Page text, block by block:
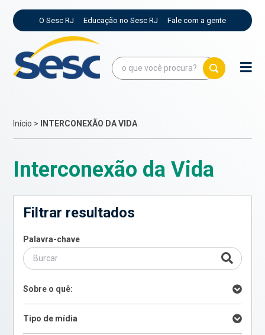
O Sesc RJ Educação no Sesc RJ Fale com a gente
Início > INTERCONEXÃO DA VIDA
Interconexão da Vida
Filtrar resultados
Palavra-chave
Sobre o quê:
Tipo de mídia